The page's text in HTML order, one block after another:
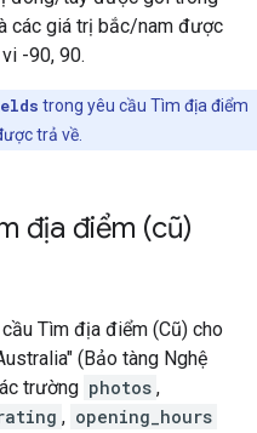
các giá trị bắc/nam được
-90, 90.
trong yêu cầu Tìm địa điểm
trả về.
địa điểm (cũ)
Tìm địa điểm (Cũ) cho
(Bảo tàng Nghệ
trường photos ,
, opening_hours